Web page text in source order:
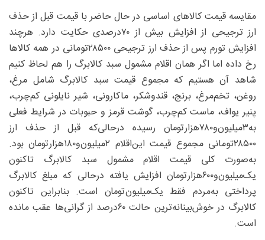
مقایسه قیمت کالاهای اساسی در حال حاضر با قیمت‌ قبل از حذف
ارز ترجیحی از افزایش بیش از ۷۰‌درصدی حکایت دارد. هرچند
افزایش تورم پس از حذف ارز ترجیحی ۲۸۵۰۰‌تومانی در همه کالاها
رخ داده اما اگر همان اقلام مشمول سبد کالابرگ را هم لحاظ کنیم
شاهد آن هستیم که مجموع قیمت سبد کالابرگ شامل مرغ،
روغن، تخم‌مرغ، برنج، قندوشکر، ماکارونی، شیر نایلونی کم‌چرب،
پنیر یواف، ماست کم‌چرب، گوشت قرمز و حبوبات در شرایط فعلی
به‌۳‌میلیون‌و۷۸۰‌هزارتومان رسیده درحالی‌که قبل از حذف ارز
۲۸۵۰۰‌تومانی مجموع قیمت این‌اقلام ۲‌میلیون‌و۱۸۰‌هزارتومان بود.
به‌صورت کلی قیمت اقلام مشمول سبد کالابرگ تاکنون
یک‌میلیون‌و۶۰۰‌هزارتومان افزایش یافته در‌حالی که مبلغ کالابرگ
پرداختی به‌مردم فقط یک‌میلیون‌تومان است. بنابراین تاکنون
کالابرگ در خوش‌بینانه‌ترین حالت ۶۰‌درصد از گرانی‌ها عقب مانده
است.